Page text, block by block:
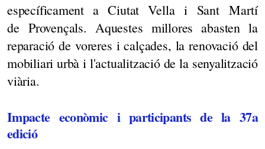
específicament a Ciutat Vella i Sant Martí
de Provençals. Aquestes millores abasten la
reparació de voreres i calçades, la renovació del
mobiliari urbà i l'actualització de la senyalització
viària.
Impacte econòmic i participants de la 37a
edició